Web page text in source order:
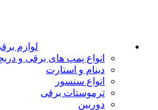
لوازم
انواع پمپ های برقی و
دینام و استارت
انواع سنسور
ترموستات برقی
دوربین